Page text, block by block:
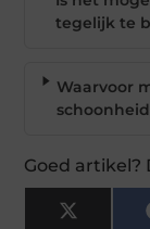
tegelijk te
Waarvoor
Goed artikel?
X